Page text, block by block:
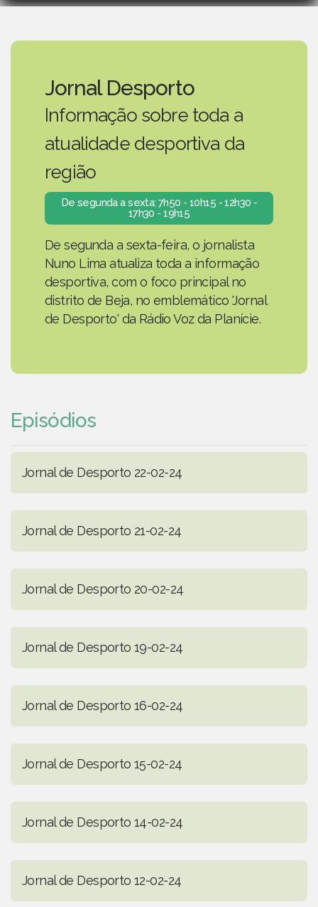
Jornal Desporto
Informação sobre toda a
atualidade desportiva da
região
De segunda a sexta: 7h50 - 10h15 - 12h30 -
17h30 - 19h15
De segunda a sexta-feira, o jornalista
Nuno Lima atualiza toda a informação
desportiva, com o foco principal no
distrito de Beja, no emblemático 'Jornal
de Desporto' da Rádio Voz da Planície.
Episódios
Jornal de Desporto 22-02-24
Jornal de Desporto 21-02-24
Jornal de Desporto 20-02-24
Jornal de Desporto 19-02-24
Jornal de Desporto 16-02-24
Jornal de Desporto 15-02-24
Jornal de Desporto 14-02-24
Jornal de Desporto 12-02-24